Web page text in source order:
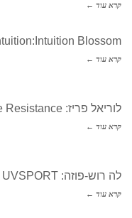
קרא עוד ←
Blossom
קרא עוד ←
לוריאל פריז: Infallible Laque Resistance
קרא עוד ←
לה רוש-פוזה: ANTHELIOS UVSPORT
קרא עוד ←